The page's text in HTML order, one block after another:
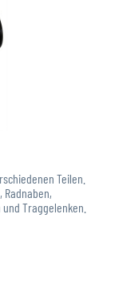
Teilen.
Radnaben,
Traggelenken.